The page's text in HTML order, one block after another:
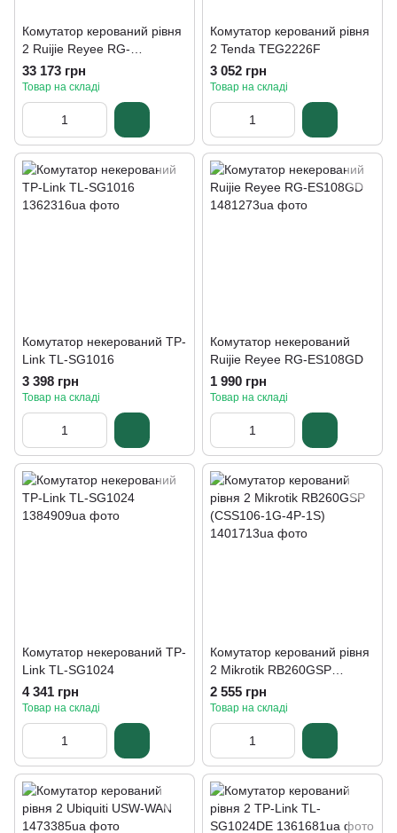
Комутатор керований рівня
2 Ruijie Reyee RG-
NBS5100-48GT4SFP
33 173 грн
Товар на складі
Комутатор керований рівня
2 Tenda TEG2226F
3 052 грн
Товар на складі
Комутатор некерований TP-
Link TL-SG1016
3 398 грн
Товар на складі
Комутатор некерований
Ruijie Reyee RG-ES108GD
1 990 грн
Товар на складі
Комутатор некерований TP-
Link TL-SG1024
4 341 грн
Товар на складі
Комутатор керований рівня
2 Mikrotik RB260GSP
(CSS106-1G-4P-1S)
2 555 грн
Товар на складі